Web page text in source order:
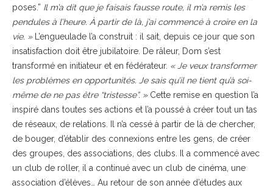
poses.” Il m’a dit que je faisais fausse route, il m’a remis les
pendules à l’heure. À partir de là, j’ai commencé à croire en la
vie. »L’engueulade l’a construit : il sait, depuis ce jour que son
insatisfaction doit être jubilatoire. De râleur, Dom s’est
transformé en initiateur et en fédérateur. « Je veux transformer
les problèmes en opportunités. Je sais qu’il ne tient qu’à soi-
même de ne pas être “tristesse”. » Cette remise en question l’a
inspiré dans toutes ses actions et l’a poussé à créer tout un tas
de réseaux, de relations. Il n’a cessé à partir de là de chercher,
de bouger, d’établir des connexions entre les gens, de créer
des groupes, des associations, des clubs. Il a commencé avec
un club de roller, il a continué avec un club de cinéma, une
association d’élèves… Au retour de son année d’études aux